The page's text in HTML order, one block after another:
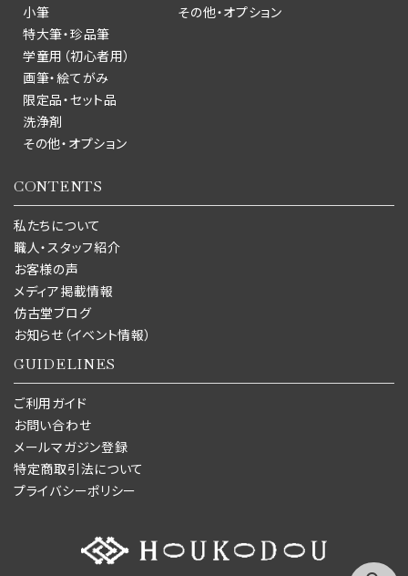
小筆
特大筆・珍品筆
学童用（初心者用）
画筆・絵てがみ
限定品・セット品
洗浄剤
その他・オプション
その他・オプション
CONTENTS
私たちについて
職人・スタッフ紹介
お客様の声
メディア掲載情報
仿古堂ブログ
お知らせ（イベント情報）
GUIDELINES
ご利用ガイド
お問い合わせ
メールマガジン登録
特定商取引法について
プライバシーポリシー